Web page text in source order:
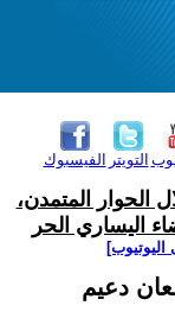
الفيسبوك التويتر
الحوار المتمدن،
اليساري الحر
دعيم